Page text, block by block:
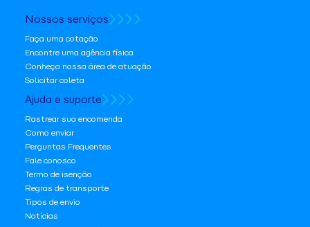
Nossos serviços
Faça uma cotação
Encontre uma agência física
Conheça nossa área de atuação
Solicitar coleta
Ajuda e suporte
Rastrear sua encomenda
Como enviar
Perguntas Frequentes
Fale conosco
Termo de isenção
Regras de transporte
Tipos de envio
Notícias